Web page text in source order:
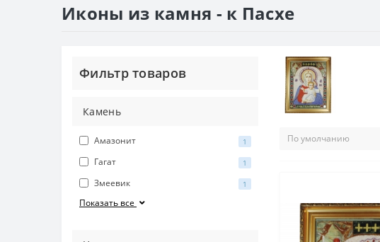
Иконы из камня - к Пасхе
Фильтр товаров
Камень
Амазонит 1
Гагат 1
Змеевик 1
Показать все